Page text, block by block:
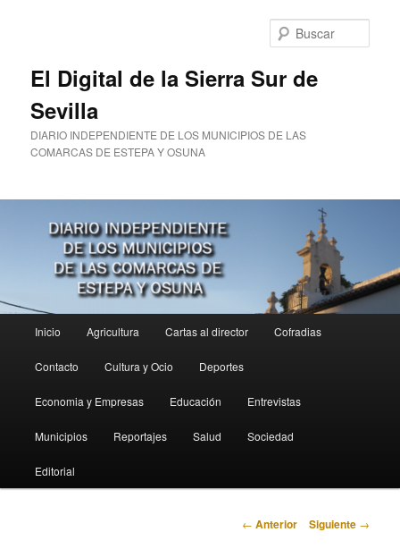
El Digital de la Sierra Sur de
Sevilla
DIARIO INDEPENDIENTE DE LOS MUNICIPIOS DE LAS
COMARCAS DE ESTEPA Y OSUNA
principal
Inicio Agricultura Cartas al director Cofradias
Contacto Cultura y Ocio Deportes
Economia y Empresas Educación Entrevistas
Municipios Reportajes Salud Sociedad
Editorial
Navegación
← Anterior Siguiente →